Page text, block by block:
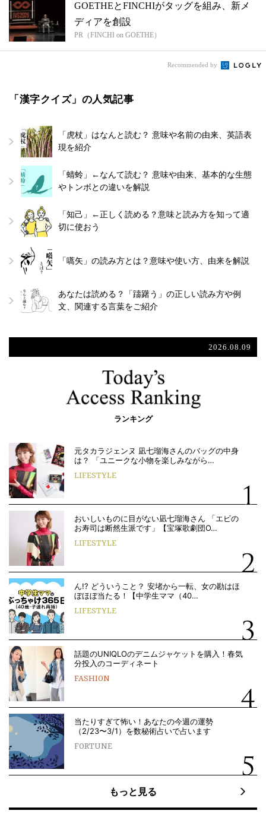
GOETHEとFINCHIがタッグを組み、新メ
ディアを創設
PR（FINCHI on GOETHE）
Recommended by
「漢字クイズ」の人気記事
「虎杖」はなんと読む？ 意味や名前の由来、英語表
現を紹介
「蜻蛉」←なんて読む？ 意味や由来、基本的な生態
やトンボとの違いを解説
「知己」←正しく読める？意味と読み方を知って適
切に使おう
「嚆矢」の読み方とは？意味や使い方、由来を解説
あなたは読める？「躊躇う」の正しい読み方や例
文、関連する言葉をご紹介
2026.08.09
ランキング
元タカラジェンヌ 凪七瑠海さんのバッグの中身
は？ 「ユニークな小物を楽しみながら…
LIFESTYLE
おいしいものに目がない凪七瑠海さん 「エビの
お寿司は断然生派です」【宝塚歌劇団O…
LIFESTYLE
ん!? どういうこと？ 安堵から一転、女の勘はほ
ぼほぼ当たる！【中学生ママ（40…
LIFESTYLE
話題のUNIQLOのデニムジャケットを購入！春気
分投入のコーディネート
FASHION
当たりすぎて怖い！あなたの今週の運勢
（2/23〜3/1）を数秘術占いで占います
FORTUNE
もっと見る